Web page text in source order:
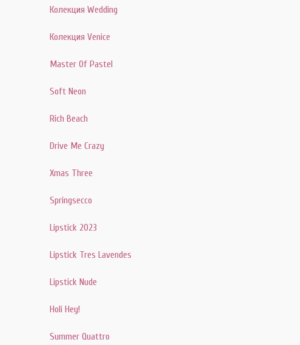
Колекция Wedding
Колекция Venice
Master Of Pastel
Soft Neon
Rich Beach
Drive Me Crazy
Xmas Three
Springsecco
Lipstick 2023
Lipstick Tres Lavendes
Lipstick Nude
Holi Hey!
Summer Quattro